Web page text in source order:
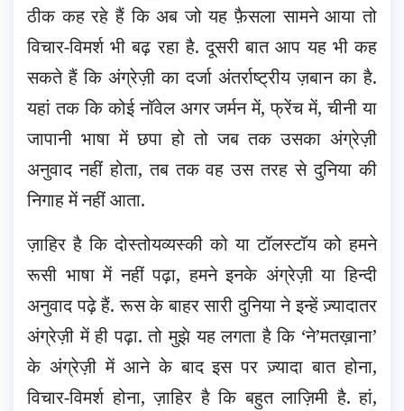
ठीक कह रहे हैं कि अब जो यह फ़ैसला सामने आया तो
विचार-विमर्श भी बढ़ रहा है. दूसरी बात आप यह भी कह
सकते हैं कि अंग्रेज़ी का दर्जा अंतर्राष्ट्रीय ज़बान का है.
यहां तक कि कोई नॉवेल अगर जर्मन में, फ्रेंच में, चीनी या
जापानी भाषा में छपा हो तो जब तक उसका अंग्रेज़ी
अनुवाद नहीं होता, तब तक वह उस तरह से दुनिया की
निगाह में नहीं आता.
ज़ाहिर है कि दोस्तोयव्यस्की को या टॉलस्टॉय को हमने
रूसी भाषा में नहीं पढ़ा, हमने इनके अंग्रेज़ी या हिन्दी
अनुवाद पढ़े हैं. रूस के बाहर सारी दुनिया ने इन्हें ज़्यादातर
अंग्रेज़ी में ही पढ़ा. तो मुझे यह लगता है कि ‘ने’मतख़ाना’
के अंग्रेज़ी में आने के बाद इस पर ज़्यादा बात होना,
विचार-विमर्श होना, ज़ाहिर है कि बहुत लाज़िमी है. हां,